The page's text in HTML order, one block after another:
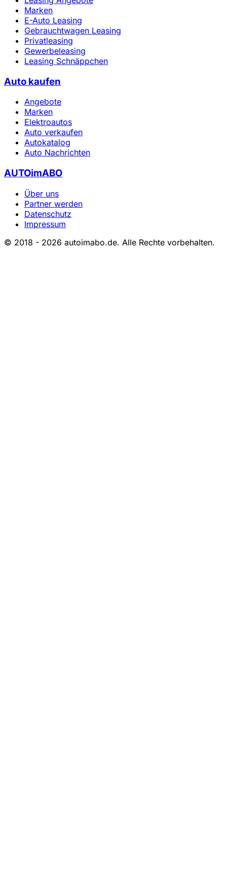
Marken
E-Auto Leasing
Gebrauchtwagen Leasing
Privatleasing
Gewerbeleasing
Leasing Schnäppchen
Auto kaufen
Angebote
Marken
Elektroautos
Auto verkaufen
Autokatalog
Auto Nachrichten
AUTOimABO
Über uns
Partner werden
Datenschutz
Impressum
© 2018 - 2026 autoimabo.de. Alle Rechte vorbehalten.